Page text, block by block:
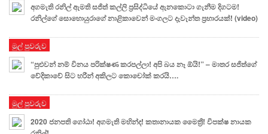
අගමැති රනිල් ඇමති සජිත් කල්ලි ප්‍රසිද්ධියේ ඇනකොටා ගැනීම දිගටම!
රනිල්ගේ සොහොයුරාගේ නාළිකාවෙන් මංගලට දැවැන්ත ප්‍රහාරයක්! (video)
මුල් පුවරුව
“පුළුවන් නම් විනය පරික්ෂණ කරපල්ලා! අපි බය නෑ ඕයි!” – මාතර සජිත්ගේ
වේදිකාවේ සිට හරීන් අකිලට කොචෝක් කරයි….
මුල් පුවරුව
2020 ජනපති ගෝඨා! අගමැති මහින්ද! කතානායක මෛත්‍රී! විපක්ෂ නායක